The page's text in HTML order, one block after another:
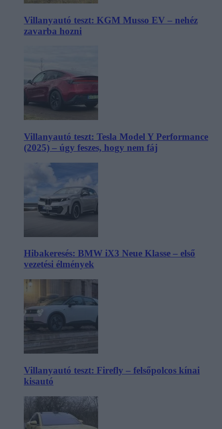
Villanyautó teszt: KGM Musso EV – nehéz
zavarba hozni
Villanyautó teszt: Tesla Model Y Performance
(2025) – úgy feszes, hogy nem fáj
Hibakeresés: BMW iX3 Neue Klasse – első
vezetési élmények
Villanyautó teszt: Firefly – felsőpolcos kínai
kisautó